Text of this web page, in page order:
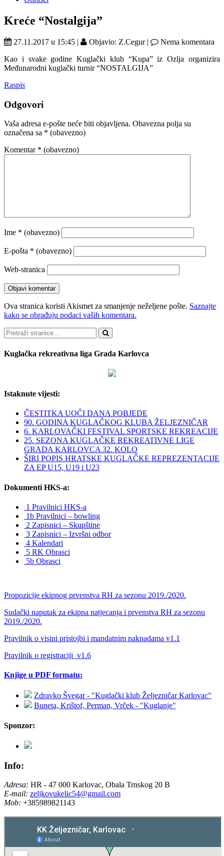
Kreće “Nostalgija”
27.11.2017 u 15:45 | Objavio: Z.Cegur |
Nema komentara
Kao i svake godine Kuglački klub “Kupa” iz Ozlja organizira
Međunarodni kuglački turnir “NOSTALGIJA”
Raspis
Odgovori
Vaša adresa e-pošte neće biti objavljena. Obavezna polja su
označena sa * (obavezno)
Komentar * (obavezno)
Ime * (obavezno)
E-pošta * (obavezno)
Web-stranica
Ova stranica koristi Akismet za smanjenje neželjene pošte. Saznajte
kako se obrađuju podaci vaših komentara.
Pretraži
Kuglačka rekreativna liga Grada Karlovca
Istaknute vijesti:
ČESTITKA UOČI DANA POBJEDE
90. GODINA KUGLAČKOG KLUBA ŽELJEZNIČAR
6. KARLOVAČKI FESTIVAL SPORTSKE REKREACIJE
25. SEZONA KUGLAČKE REKREATIVNE LIGE
GRADA KARLOVCA 32. KOLO
ŠIRI POPIS HRATSKE KUGLAČKE REPREZENTACIJE
ZA EP U15, U19 i U23
Dokumenti HKS-a:
1 Pravilnici HKS-a
1b Pravilnici – bowling
2 Zapisnici – Skupštine
3 Zapisnici – Izvršni odbor
4 Kalendari
5 RK Obrasci
5b Obrasci
Propozicije ekipnog prvenstva RH za sezonu 2019./2020.
Sudački naputak za ekipna natjecanja i prvenstva RH za sezonu
2019./2020.
Pravilnik o visini pristojbi i mandatnim naknadama v1.1
Pravilnik o registraciji_v1.6
Knjige u PDF formatu:
Zdravko Švegar - "Kuglački klub Željezničar Karlovac"
Buneta, Krištof, Perman, Vrček - "Kuglanje"
Sponzor:
Info:
Adresa: HR - 47 000 Karlovac, Obala Trnskog 20 B
E-mail: zeljkovukelic54@gmail.com
Mob: +385989821143